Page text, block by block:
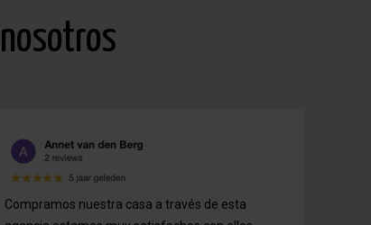
Compramos nuestra casa a través de esta